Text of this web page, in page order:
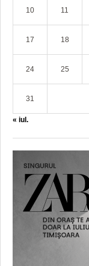
10 11
17 18
24 25
31
« iul.